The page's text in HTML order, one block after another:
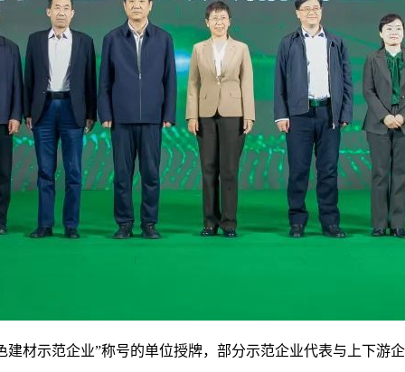
示范企业”称号的单位授牌，部分示范企业代表与上下游